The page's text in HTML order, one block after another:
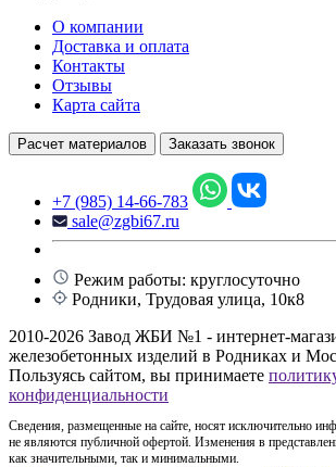
О компании
Доставка и оплата
Контакты
Отзывы
Карта сайта
Расчет материалов Заказать звонок
+7 (985) 14-66-783
sale@zgbi67.ru
Режим работы: круглосуточно
Родники, Трудовая улица, 10к8
2010-2026 Завод ЖБИ №1 - интернет-
железобетонных изделий в Родниках и
Пользуясь сайтом, вы принимаете
конфиденциальности
Сведения, размещенные на сайте, носят исключительно
не являются публичной офертой. Изменения в
как значительными, так и минимальными.